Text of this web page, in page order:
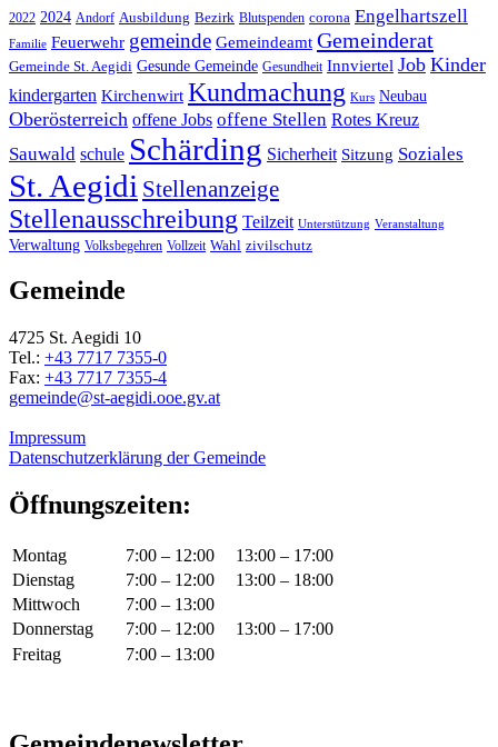
2022 2024 Andorf Ausbildung Bezirk Blutspenden corona Engelhartszell
Familie Feuerwehr gemeinde Gemeindeamt Gemeinderat
Gemeinde St. Aegidi Gesunde Gemeinde Gesundheit Innviertel Job Kinder
kindergarten Kirchenwirt Kundmachung Kurs Neubau
Oberösterreich offene Jobs offene Stellen Rotes Kreuz
Sauwald schule Schärding Sicherheit Sitzung Soziales
St. Aegidi Stellenanzeige
Stellenausschreibung Teilzeit Unterstützung Veranstaltung
Verwaltung Volksbegehren Vollzeit Wahl zivilschutz
Gemeinde
4725 St. Aegidi 10
Tel.: +43 7717 7355-0
Fax: +43 7717 7355-4
gemeinde@st-aegidi.ooe.gv.at
Impressum
Datenschutzerklärung der Gemeinde
Öffnungszeiten:
Montag 7:00 – 12:00
13:00 – 17:00
Dienstag
7:00 – 12:00
13:00 – 18:00
Mittwoch
7:00 – 13:00
Donnerstag
7:00 – 12:00
13:00 – 17:00
Freitag
7:00 – 13:00